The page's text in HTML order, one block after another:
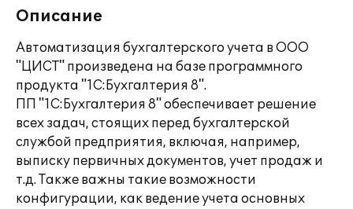
Описание
Автоматизация бухгалтерского учета в ООО
"ЦИСТ" произведена на базе программного
продукта "1С:Бухгалтерия 8".
ПП "1С:Бухгалтерия 8" обеспечивает решение
всех задач, стоящих перед бухгалтерской
службой предприятия, включая, например,
выписку первичных документов, учет продаж и
т.д. Также важны такие возможности
конфигурации, как ведение учета основных